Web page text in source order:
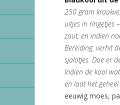
250 gram
uitjes in ringetjes
zout, en indien
Bereiding: verhit
sjalotjes. Doe er
Indien de kool
en laat het
eeuwig moes,